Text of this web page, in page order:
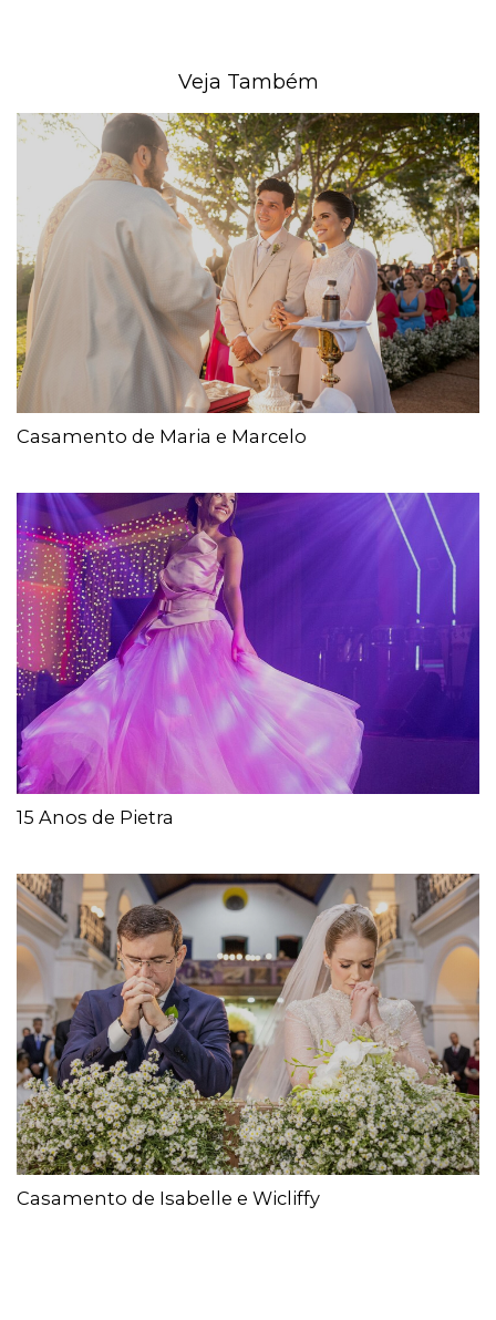
Veja Também
Casamento de Maria e Marcelo
15 Anos de Pietra
Casamento de Isabelle e Wicliffy